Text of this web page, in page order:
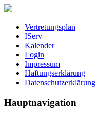
Vertretungsplan
IServ
Kalender
Login
Impressum
Haftungserklärung
Datenschutzerklärung
Hauptnavigation